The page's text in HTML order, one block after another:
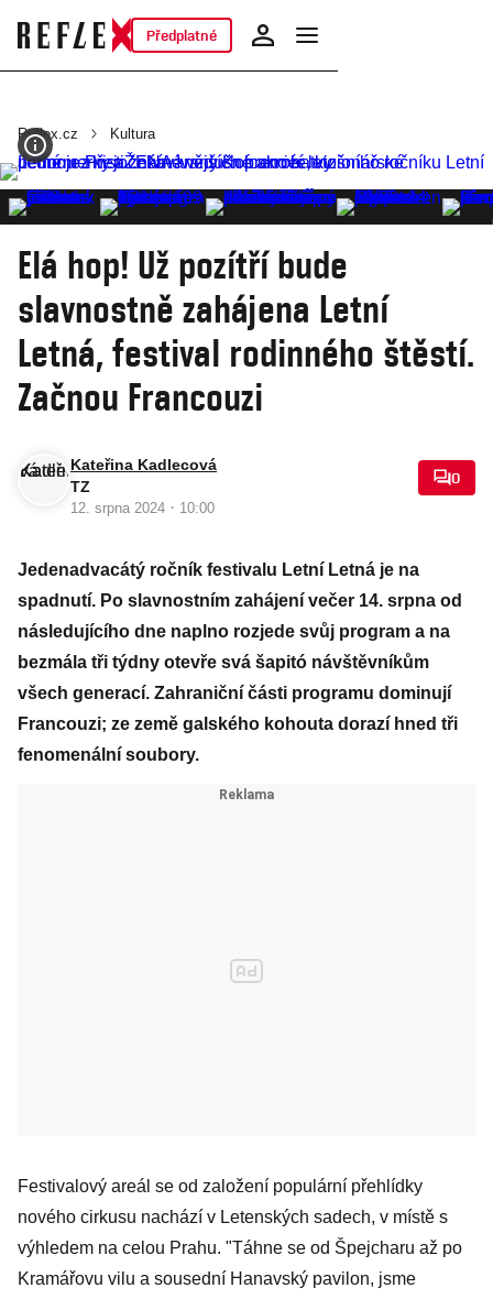
Předplatné
Reflex.cz Kultura
Elá hop! Už pozítří bude
slavnostně zahájena Letní
Letná, festival rodinného štěstí.
Začnou Francouzi
Kateřina Kadlecová
TZ
12. srpna 2024 · 10:00
0
Jedenadvacátý ročník festivalu Letní Letná je na
spadnutí. Po slavnostním zahájení večer 14. srpna od
následujícího dne naplno rozjede svůj program a na
bezmála tři týdny otevře svá šapitó návštěvníkům
všech generací. Zahraniční části programu dominují
Francouzi; ze země galského kohouta dorazí hned tři
fenomenální soubory.
Festivalový areál se od založení populární přehlídky
nového cirkusu nachází v Letenských sadech, v místě s
výhledem na celou Prahu. "Táhne se od Špejcharu až po
Kramářovu vilu a sousední Hanavský pavilon, jsme